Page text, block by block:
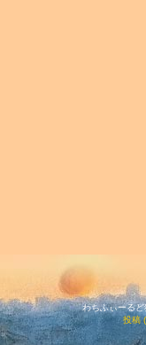
わちふぃーる
投稿